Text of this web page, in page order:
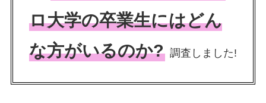
ロ大学の卒業生にはどん
な方がいるのか? 調査しました!